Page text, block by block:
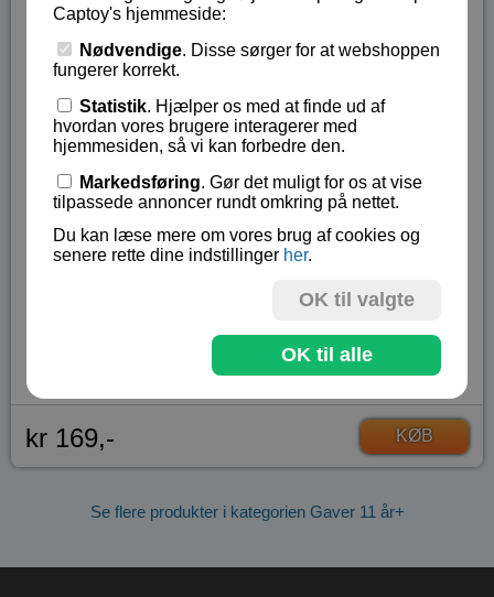
begynde at studere noget af fysikken bag ved et
For den 14 - 16+ årige vil man kunne studere og
forstå kastebevægelser i større detaljer.
Sættet indeholder 110 dele.
Samlingsvejledning med billeder - tekniske
forklaringer på engelsk.
kr 169,- KØB
Se flere produkter i kategorien Gaver 11 år+
Captoy's hjemmeside:
Nødvendige. Disse sørger for at webshoppen
fungerer korrekt.
Statistik. Hjælper os med at finde ud af
hvordan vores brugere interagerer med
hjemmesiden, så vi kan forbedre den.
Markedsføring. Gør det muligt for os at vise
tilpassede annoncer rundt omkring på nettet.
Du kan læse mere om vores brug af cookies og
senere rette dine indstillinger her.
OK til valgte
OK til alle